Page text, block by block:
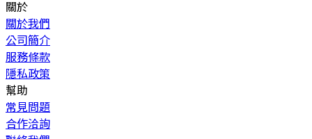
關於
關於我們
公司簡介
服務條款
隱私政策
幫助
常見問題
合作洽詢